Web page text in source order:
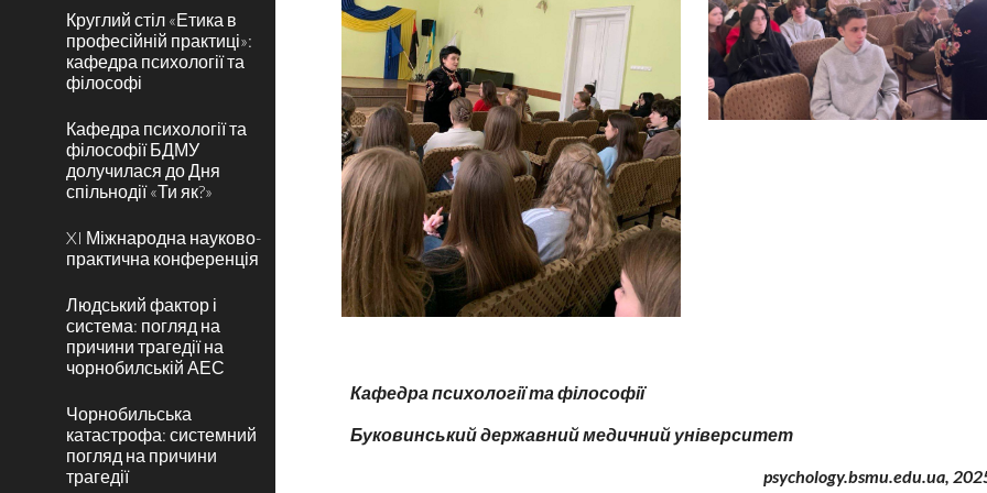
Круглий стіл «Етика в
професійній практиці»:
кафедра психології та
філософі
Кафедра психології та
філософії БДМУ
долучилася до Дня
спільнодії «Ти як?»
XI Міжнародна науково-
практична конференція
Людський фактор і
система: погляд на
причини трагедії на
чорнобилській АЕС
Чорнобильська
катастрофа: системний
погляд на причини
трагедії
Кафедра психології та філософії
Буковинський державний медичний університет
psychology.bsmu.edu.ua, 2